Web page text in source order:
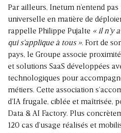
Par ailleurs, Inetum n’entend
universelle en matière de
rappelle Philippe Pujalte « il n’y
qui s’applique à tous ». Fort de
pays, le Groupe associe
et solutions SaaS développées
technologiques pour
métiers. Cette association
d’IA frugale, ciblée et maîtrisée,
Data & AI Factory. Plus
120 cas d’usage réalisés et